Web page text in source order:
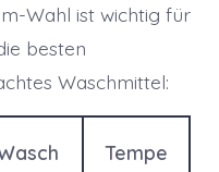
Wahl ist wichtig für
besten
Waschmittel:
Tempe